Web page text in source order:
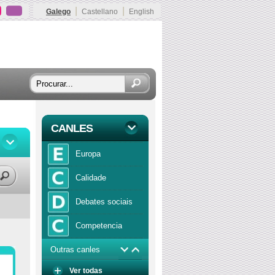
Galego Castellano English
CANLES
Europa
Calidade
Debates sociais
Competencia
Economía
Outras canles
Ver todas